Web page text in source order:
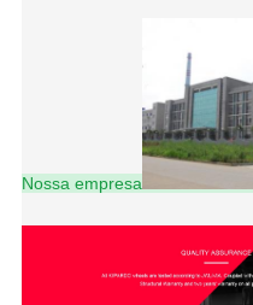
Nossa empresa